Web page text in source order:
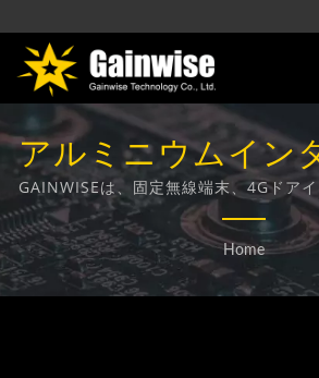
アルミニウムイン
索済み | 台湾製の
ーカー |
Technology
GAINWISEは、固定無線端末、4Gドア
トオープナー、4G煙感知器の設計、開
ーカーおよび輸出業者で
Home